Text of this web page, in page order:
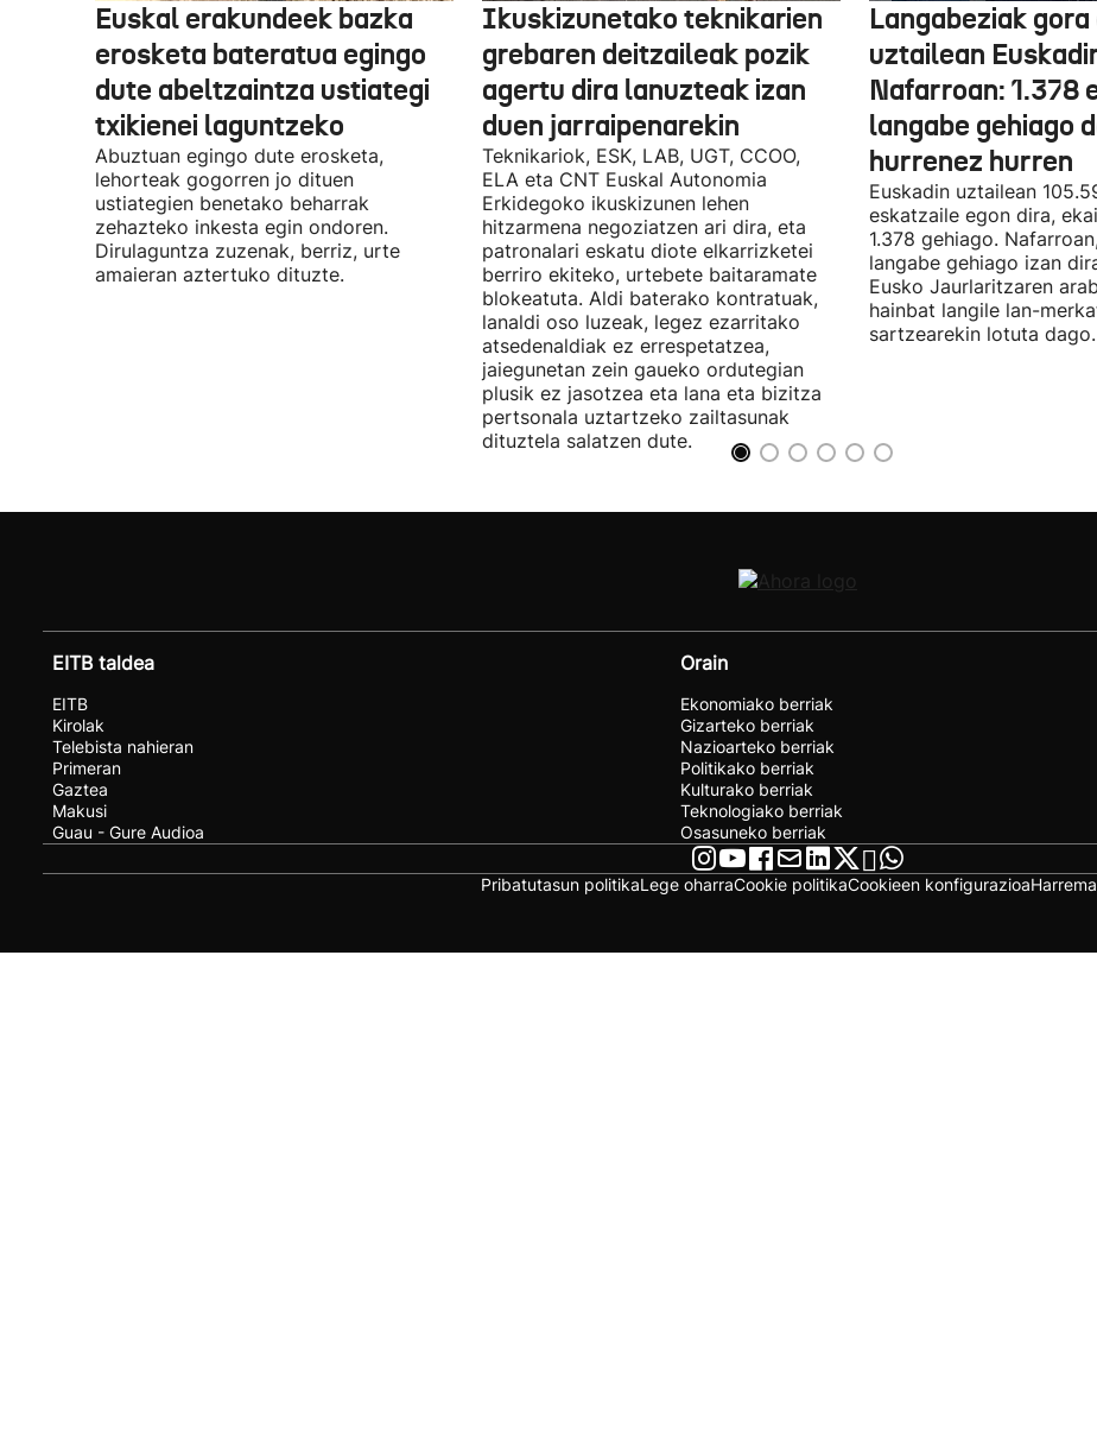
Euskal erakundeek bazka
erosketa bateratua egingo
dute abeltzaintza ustiategi
txikienei laguntzeko
Abuztuan egingo dute erosketa,
lehorteak gogorren jo dituen
ustiategien benetako beharrak
zehazteko inkesta egin ondoren.
Dirulaguntza zuzenak, berriz, urte
amaieran aztertuko dituzte.
Ikuskizunetako teknikarien
grebaren deitzaileak pozik
agertu dira lanuzteak izan
duen jarraipenarekin
Teknikariok, ESK, LAB, UGT, CCOO,
ELA eta CNT Euskal Autonomia
Erkidegoko ikuskizunen lehen
hitzarmena negoziatzen ari dira, eta
patronalari eskatu diote elkarrizketei
berriro ekiteko, urtebete baitaramate
blokeatuta. Aldi baterako kontratuak,
lanaldi oso luzeak, legez ezarritako
atsedenaldiak ez errespetatzea,
jaiegunetan zein gaueko ordutegian
plusik ez jasotzea eta lana eta bizitza
pertsonala uztartzeko zailtasunak
dituztela salatzen dute.
Langabeziak gora
uztailean
Nafarroan: 1.378
langabe gehiago
hurrenez hurren
Euskadin uztailean
eskatzaile egon dira,
1.378 gehiago.
langabe gehiago izan
Eusko Jaurlaritzaren
hainbat langile lan-
sartzearekin lotuta dago.
EITB taldea
EITB
Kirolak
Telebista nahieran
Primeran
Gaztea
Makusi
Guau - Gure Audioa
Orain
Ekonomiako berriak
Gizarteko berriak
Nazioarteko berriak
Politikako berriak
Kulturako berriak
Teknologiako berriak
Osasuneko berriak
Pribatutasun politikaLege oharraCookie politikaCookieen konfigurazioa